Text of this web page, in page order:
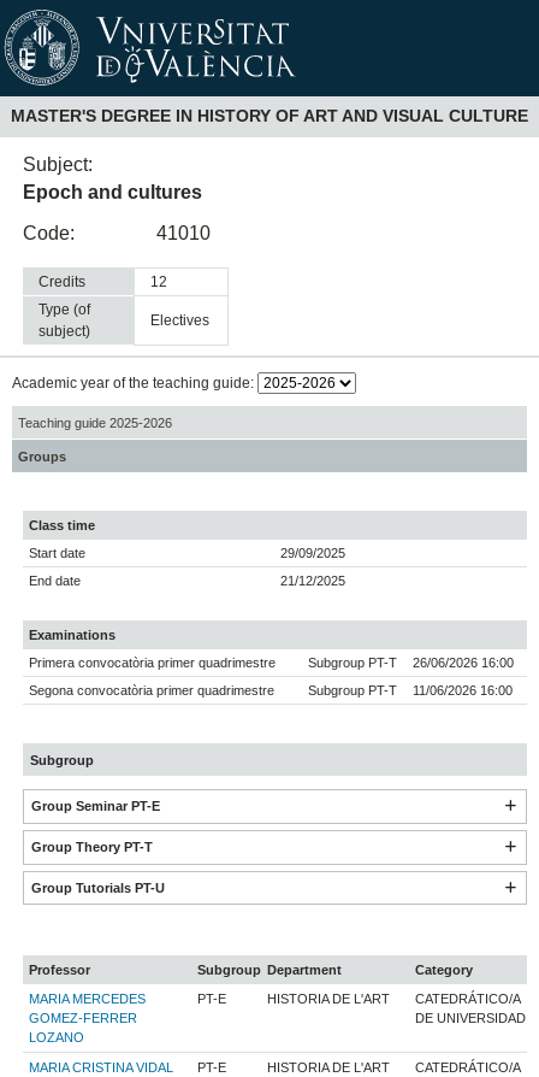
MASTER'S DEGREE IN HISTORY OF ART AND VISUAL CULTURE
Subject:
Epoch and cultures
Code:
41010
Credits
12
Type (of
subject)
electives
Academic year of the teaching guide:
Teaching guide 2025-2026
Groups
Class time
Start date
29/09/2025
End date
21/12/2025
Examinations
Primera convocatòria primer quadrimestre
Subgroup PT-T
26/06/2026 16:00
Segona convocatòria primer quadrimestre
Subgroup PT-T 11/06/2026 16:00
Subgroup
Group Seminar PT-E
Group Theory PT-T
Group Tutorials PT-U
Professor Subgroup Department
Category
MARIA MERCEDES
GOMEZ-FERRER
LOZANO
PT-E HISTORIA DE L'ART
CATEDRÁTICO/A
DE UNIVERSIDAD
MARIA CRISTINA VIDAL
PT-E HISTORIA DE L'ART
CATEDRÁTICO/A